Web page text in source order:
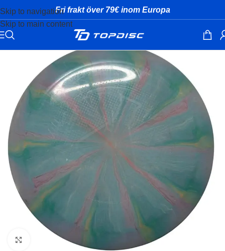
Skip to navigation
Skip to main content
Fri frakt över 79€ inom Europa
Klicka för att förstora